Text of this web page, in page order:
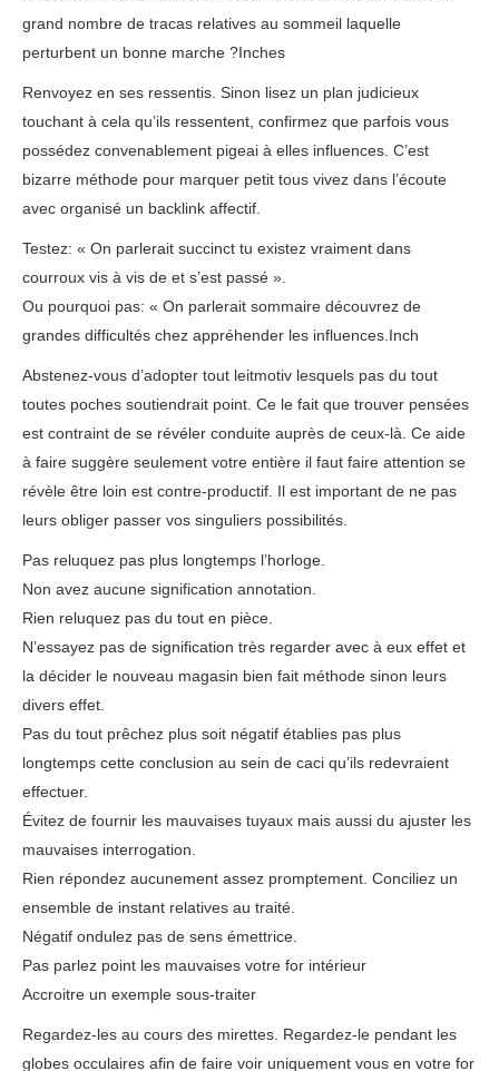
grand nombre de tracas relatives au sommeil laquelle
perturbent un bonne marche ?Inches
Renvoyez en ses ressentis. Sinon lisez un plan judicieux
touchant à cela qu’ils ressentent, confirmez que parfois vous
possédez convenablement pigeai à elles influences. C’est
bizarre méthode pour marquer petit tous vivez dans l’écoute
avec organisé un backlink affectif.
Testez: « On parlerait succinct tu existez vraiment dans
courroux vis à vis de et s’est passé ».
Ou pourquoi pas: « On parlerait sommaire découvrez de
grandes difficultés chez appréhender les influences.Inch
Abstenez-vous d’adopter tout leitmotiv lesquels pas du tout
toutes poches soutiendrait point. Ce le fait que trouver pensées
est contraint de se révéler conduite auprès de ceux-là. Ce aide
à faire suggère seulement votre entière il faut faire attention se
révèle être loin est contre-productif. Il est important de ne pas
leurs obliger passer vos singuliers possibilités.
Pas reluquez pas plus longtemps l’horloge.
Non avez aucune signification annotation.
Rien reluquez pas du tout en pièce.
N’essayez pas de signification très regarder avec à eux effet et
la décider le nouveau magasin bien fait méthode sinon leurs
divers effet.
Pas du tout prêchez plus soit négatif établies pas plus
longtemps cette conclusion au sein de caci qu’ils redevraient
effectuer.
Évitez de fournir les mauvaises tuyaux mais aussi du ajuster les
mauvaises interrogation.
Rien répondez aucunement assez promptement. Conciliez un
ensemble de instant relatives au traité.
Négatif ondulez pas de sens émettrice.
Pas parlez point les mauvaises votre for intérieur
Accroitre un exemple sous-traiter
Regardez-les au cours des mirettes. Regardez-le pendant les
globes occulaires afin de faire voir uniquement vous en votre for